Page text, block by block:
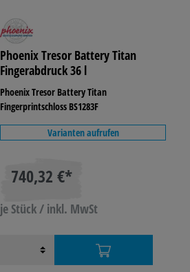
Phoenix Tresor Battery Titan
Fingerabdruck 36 l
Phoenix Tresor Battery Titan
Fingerprintschloss BS1283F
Varianten aufrufen
740,32 €*
je Stück / inkl. MwSt